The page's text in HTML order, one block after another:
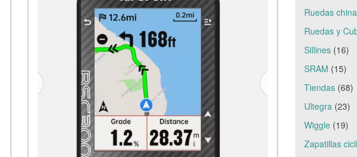
Ruedas
Ruedas y
Sillines(16)
SRAM (15)
Tiendas(68)
Ultegra(23)
Wiggle(19)
Zapatillas